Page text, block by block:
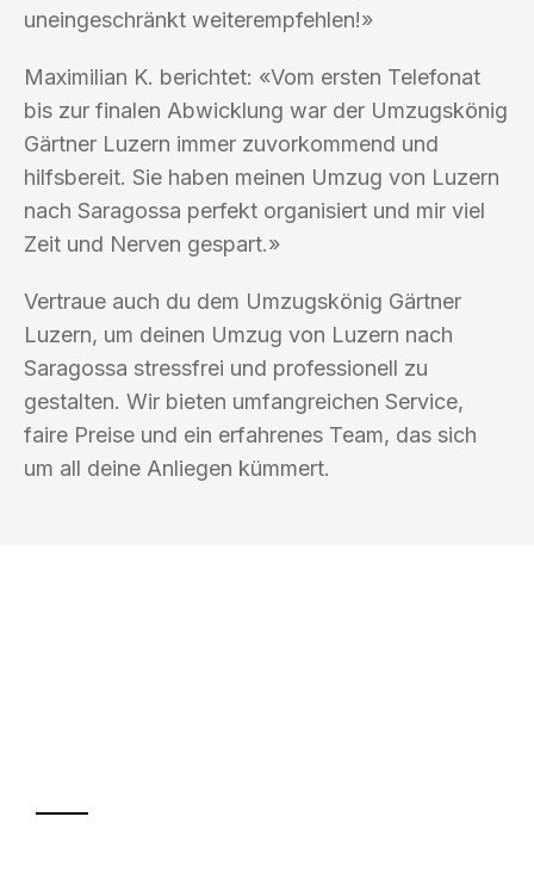
uneingeschränkt weiterempfehlen!»
Maximilian K. berichtet: «Vom ersten Telefonat
bis zur finalen Abwicklung war der Umzugskönig
Gärtner Luzern immer zuvorkommend und
hilfsbereit. Sie haben meinen Umzug von Luzern
nach Saragossa perfekt organisiert und mir viel
Zeit und Nerven gespart.»
Vertraue auch du dem Umzugskönig Gärtner
Luzern, um deinen Umzug von Luzern nach
Saragossa stressfrei und professionell zu
gestalten. Wir bieten umfangreichen Service,
faire Preise und ein erfahrenes Team, das sich
um all deine Anliegen kümmert.